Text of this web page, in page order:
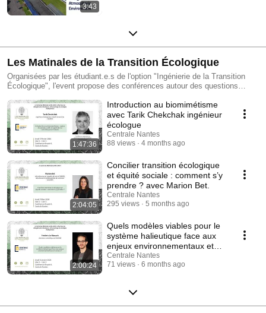
3:43
Les Matinales de la Transition Écologique
Organisées par les étudiant.e.s de l'option "Ingénierie de la Transition
Écologique", l'event propose des conférences autour des questions
replay !
1:47:36
Introduction au biomimétisme
avec Tarik Chekchak ingénieur
écologue
Centrale Nantes
88 views
4 months ago
2:04:05
Concilier transition écologique
et équité sociale : comment s’y
prendre ? avec Marion Bet.
Centrale Nantes
295 views
5 months ago
2:00:24
Quels modèles viables pour le
système halieutique face aux
enjeux environnementaux et
sociaux ?
Centrale Nantes
71 views
6 months ago